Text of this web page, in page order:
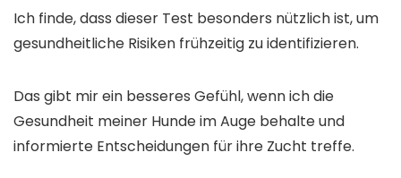
Ich finde, dass dieser Test besonders nützlich ist, um
gesundheitliche Risiken frühzeitig zu identifizieren.
Das gibt mir ein besseres Gefühl, wenn ich die
Gesundheit meiner Hunde im Auge behalte und
informierte Entscheidungen für ihre Zucht treffe.